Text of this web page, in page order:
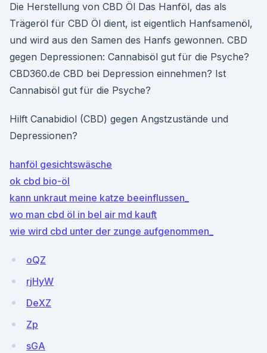
Die Herstellung von CBD Öl Das Hanföl, das als
Trägeröl für CBD Öl dient, ist eigentlich Hanfsamenöl,
und wird aus den Samen des Hanfs gewonnen. CBD
gegen Depressionen: Cannabisöl gut für die Psyche?
CBD360.de CBD bei Depression einnehmen? Ist
Cannabisöl gut für die Psyche?
Hilft Canabidiol (CBD) gegen Angstzustände und
Depressionen?
hanföl gesichtswäsche
ok cbd bio-öl
kann unkraut meine katze beeinflussen_
wo man cbd öl in bel air md kauft
wie wird cbd unter der zunge aufgenommen_
oQZ
rjHyW
DeXZ
Zp
sGA